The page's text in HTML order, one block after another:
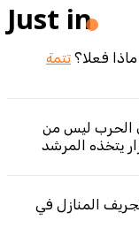
Just in
فعلا؟ تتمة
الحرب ليس من
يتخذه المرشد
المنازل في